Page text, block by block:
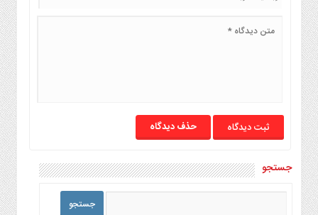
حذف دیدگاه
جستجو